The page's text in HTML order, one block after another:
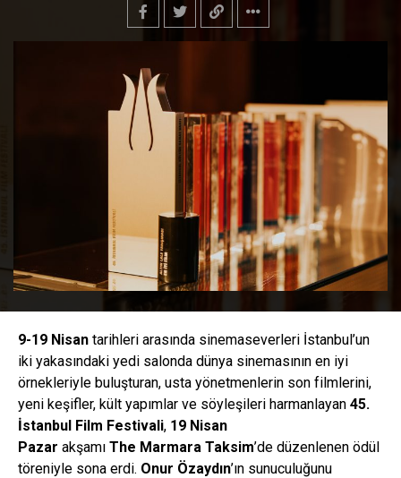
9-19 Nisan tarihleri arasında sinemaseverleri İstanbul’un
iki yakasındaki yedi salonda dünya sinemasının en iyi
örnekleriyle buluşturan, usta yönetmenlerin son filmlerini,
yeni keşifler, kült yapımlar ve söyleşileri harmanlayan 45.
İstanbul Film Festivali, 19 Nisan
Pazar akşamı The Marmara Taksim’de düzenlenen ödül
töreniyle sona erdi. Onur Özaydın’ın sunuculuğunu